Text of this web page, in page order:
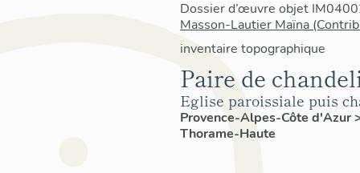
Dossier d’œuvre objet
Masson-Lautier Maïna
inventaire topographique
Paire de
Eglise paroissiale puis
Provence-Alpes-Côte d'Azur
Thorame-Haute